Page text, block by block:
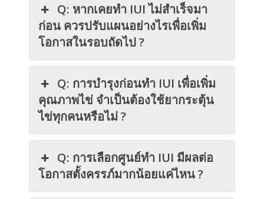
Q: หากเคยทำ IUI ไม่สำเร็จมา
ก่อน ควรปรับแผนอย่างไรเพื่อเพิ่ม
โอกาสในรอบถัดไป ?
Q: การบำรุงก่อนทำ IUI เพื่อเพิ่ม
คุณภาพไข่ จำเป็นต้องใช้ยากระตุ้น
ไข่ทุกคนหรือไม่ ?
Q: การเลือกศูนย์ทำ IUI มีผลต่อ
โอกาสตั้งครรภ์มากน้อยแค่ไหน ?